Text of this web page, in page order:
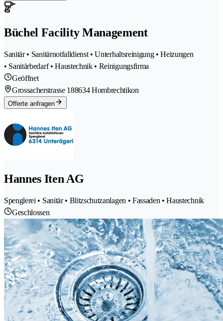
Büchel Facility Management
Sanitär • Sanitärnotfalldienst • Unterhaltsreinigung • Heizungen
• Sanitärbedarf • Haustechnik • Reinigungsfirma
Geöffnet
Grossacherstrasse 188634 Hombrechtikon
Offerte anfragen
Hannes Iten AG
Spenglerei • Sanitär • Blitzschutzanlagen • Fassaden • Haustechnik
Geschlossen